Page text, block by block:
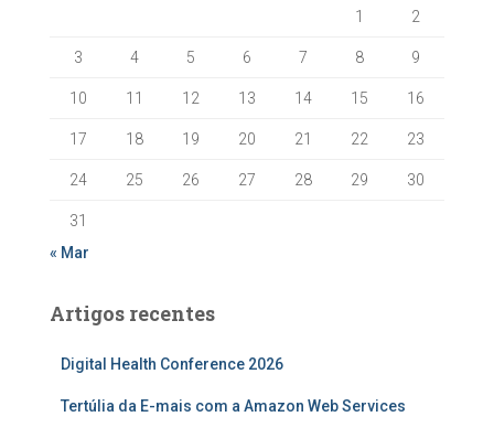
1 2
3 4 5 6 7 8 9
10 11 12 13 14 15 16
17 18 19 20 21 22 23
24 25 26 27 28 29 30
31
« Mar
Artigos recentes
Digital Health Conference 2026
Tertúlia da E-mais com a Amazon Web Services